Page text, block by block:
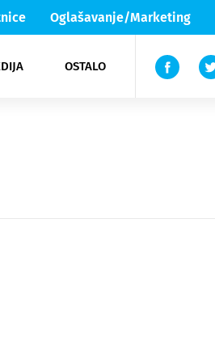
Oglašavanje/Marketing
OSTALO
Lika & Senj
TV